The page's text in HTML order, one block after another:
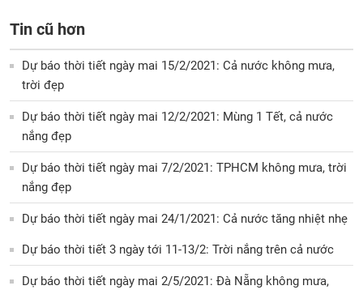
Tin cũ hơn
Dự báo thời tiết ngày mai 15/2/2021: Cả nước không mưa,
trời đẹp
Dự báo thời tiết ngày mai 12/2/2021: Mùng 1 Tết, cả nước
nắng đẹp
Dự báo thời tiết ngày mai 7/2/2021: TPHCM không mưa, trời
nắng đẹp
Dự báo thời tiết ngày mai 24/1/2021: Cả nước tăng nhiệt nhẹ
Dự báo thời tiết 3 ngày tới 11-13/2: Trời nắng trên cả nước
Dự báo thời tiết ngày mai 2/5/2021: Đà Nẵng không mưa,